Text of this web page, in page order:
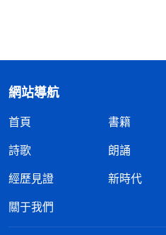
網站導航
首頁 書籍
詩歌
朗誦
經歷見證
新時代
關于我們